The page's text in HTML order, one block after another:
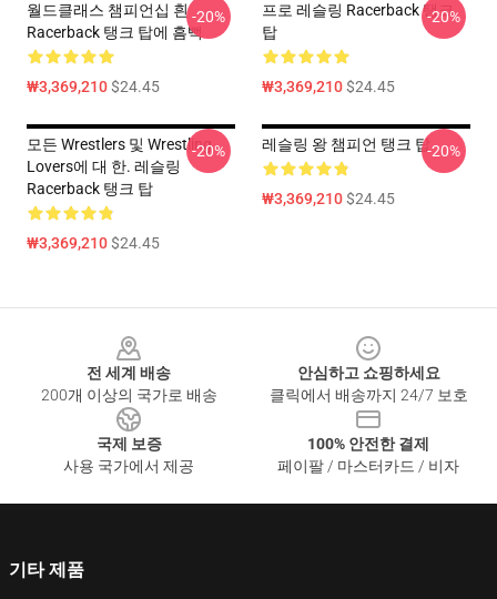
월드클래스 챔피언십 흰
Racerback 탱크 탑에 흠뻑
₩3,369,210$24.45
-20%
프로 레슬링 Racerback 탱크
탑
₩3,369,210$24.45
-20%
모든 Wrestlers 및 Wrestling
Lovers에 대 한. 레슬링
Racerback 탱크 탑
₩3,369,210$24.45
-20% 레슬링 왕 챔피언 탱크 탑
₩3,369,210$24.45
-20%
전 세계 배송
200개 이상의 국가로 배송
안심하고 쇼핑하세요
클릭에서 배송까지 24/7 보호
국제 보증
사용 국가에서 제공
100% 안전한 결제
페이팔 / 마스터카드 / 비자
기타 제품